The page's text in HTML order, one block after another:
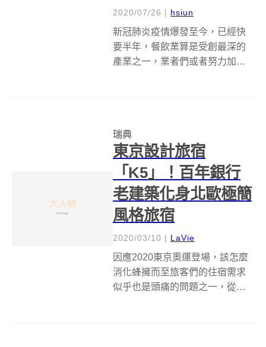
2020/07/26 | hsiun
新冠肺炎疫情爆發至今，已經快
要半年，餐飲業算是受創最深的
產業之一，業者們或者努力加強
&nbsp;Bord För En&nbsp...
瑞典
東京設計旅宿
「K5」！百年銀行
老建築化身北歐極簡
風格旅宿
2020/03/10 | LaVie
因應2020東京奧運登場，該怎麼
消化蜂擁而至旅客們的住宿需求
似乎也是頭痛的問題之一，從